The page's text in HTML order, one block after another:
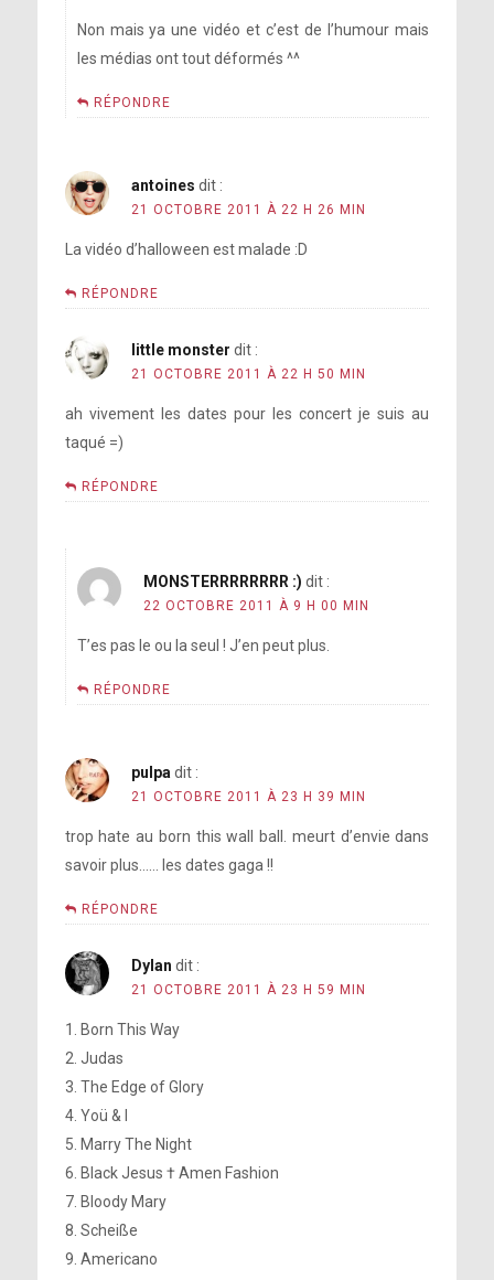
Non mais ya une vidéo et c’est de l’humour mais
les médias ont tout déformés ^^
RÉPONDRE
antoines dit :
21 OCTOBRE 2011 À 22 H 26 MIN
La vidéo d’halloween est malade :D
RÉPONDRE
little monster dit :
21 OCTOBRE 2011 À 22 H 50 MIN
ah vivement les dates pour les concert je suis au
taqué =)
RÉPONDRE
MONSTERRRRRRRR :) dit :
22 OCTOBRE 2011 À 9 H 00 MIN
T’es pas le ou la seul ! J’en peut plus.
RÉPONDRE
pulpa dit :
21 OCTOBRE 2011 À 23 H 39 MIN
trop hate au born this wall ball. meurt d’envie dans
savoir plus…… les dates gaga !!
RÉPONDRE
Dylan dit :
21 OCTOBRE 2011 À 23 H 59 MIN
1. Born This Way
2. Judas
3. The Edge of Glory
4. Yoü & I
5. Marry The Night
6. Black Jesus † Amen Fashion
7. Bloody Mary
8. Scheiße
9. Americano